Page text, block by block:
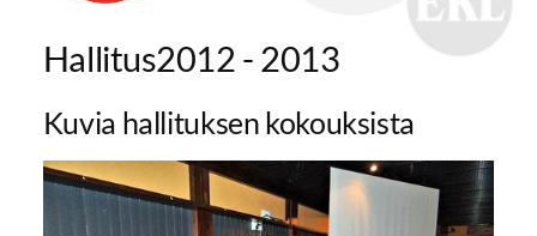
Hallitus2012 - 2013
Kuvia hallituksen kokouksista